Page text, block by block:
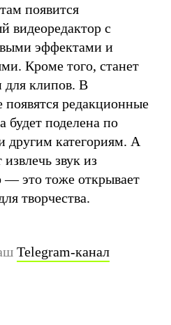
появится
видеоредактор с
эффектами и
Кроме того, станет
для клипов. В
появятся редакционные
будет поделена по
другим категориям. А
звук из
— это тоже открывает
творчества.
Telegram-канал